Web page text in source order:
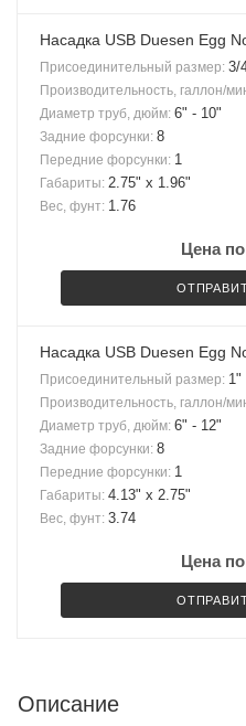
Насадка USB Duesen Egg
Присоединительный размер: 3/
Производительность, галлон/
Диаметр труб, дюйм: 6" - 10"
Задние форсунки: 8
Передние форсунки: 1
Габариты: 2.75" x 1.96"
Вес, фунт: 1.76
Цена
Насадка USB Duesen Egg
Присоединительный размер: 1"
Производительность, галлон/
Диаметр труб, дюйм: 6" - 12"
Задние форсунки: 8
Передние форсунки: 1
Габариты: 4.13" x 2.75"
Вес, фунт: 3.74
Цена
Описание